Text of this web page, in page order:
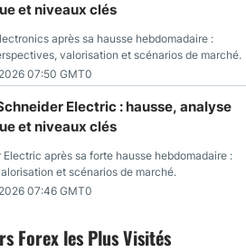
Forex les Plus Visités
et niveaux clés
après sa hausse hebdomadaire :
valorisation et scénarios de marché.
07:50 GMT0
Electric : hausse, analyse
et niveaux clés
après sa forte hausse hebdomadaire :
et scénarios de marché.
07:46 GMT0